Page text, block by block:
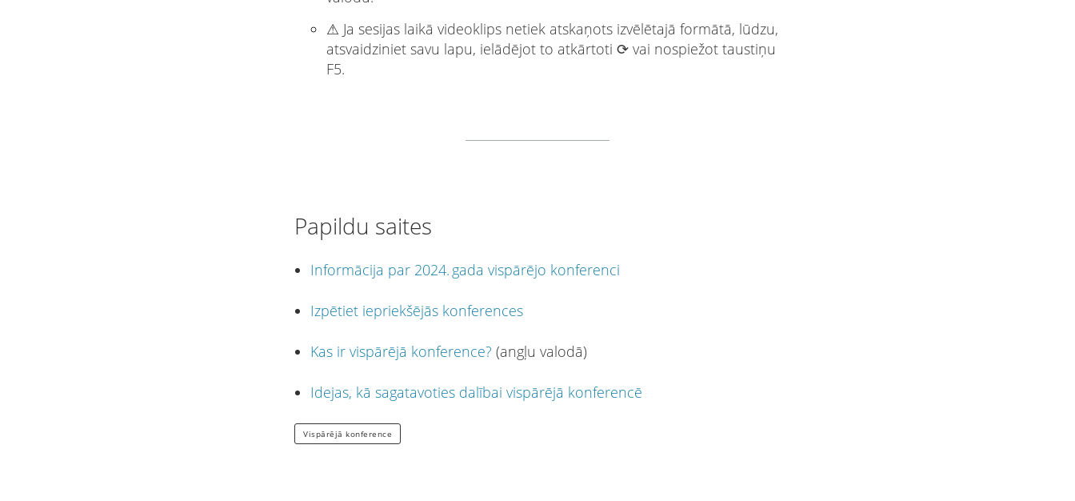
⚠ Ja sesijas laikā videoklips netiek atskaņots izvēlētajā formātā, lūdzu,
atsvaidziniet savu lapu, ielādējot to atkārtoti ⟳ vai nospiežot taustiņu
F5.
Papildu saites
Informācija par 2024. gada vispārējo konferenci
Izpētiet iepriekšējās konferences
Kas ir vispārējā konference? (angļu valodā)
Idejas, kā sagatavoties dalībai vispārējā konferencē
Vispārējā konference